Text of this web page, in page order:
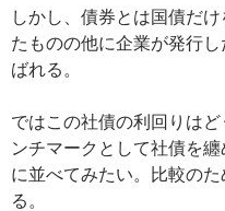
しかし、債券とは国債だ
たものの他に企業が発行
ばれる。
ではこの社債の利回りは
ンチマークとして社債を
に並べてみたい。比較の
る。